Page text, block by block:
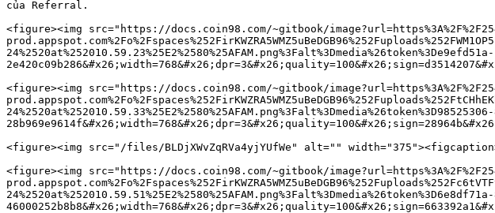
của Referral.
<figure><img src="https://docs.coin98.com/~gitbook/
<figure><img src="https://docs.coin98.com/~gitbook/
<figure><img src="/files/BLDjXWvZqRVa4yjYUfWe" alt=""
<figure><img src="https://docs.coin98.com/~gitbook/